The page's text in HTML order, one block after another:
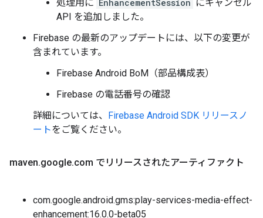
処理用に EnhancementSession にキャンセル
API を追加しました。
Firebase の最新のアップデートには、以下の変更が
含まれています。
Firebase Android BoM（部品構成表）
Firebase の電話番号の確認
詳細については、 Firebase Android SDK リリースノ
ートをご覧ください。
maven.google.com でリリースされたアーティファクト
com.google.android.gms:play-services-media-effect-
enhancement:16.0.0-beta05